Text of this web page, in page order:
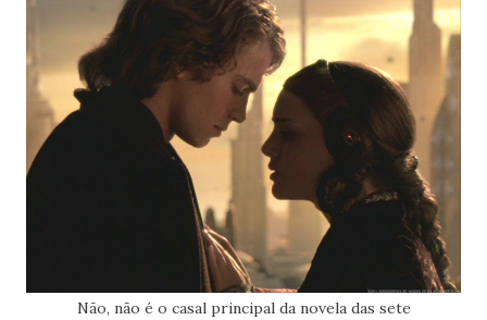
Não, não é o casal principal da novela das sete